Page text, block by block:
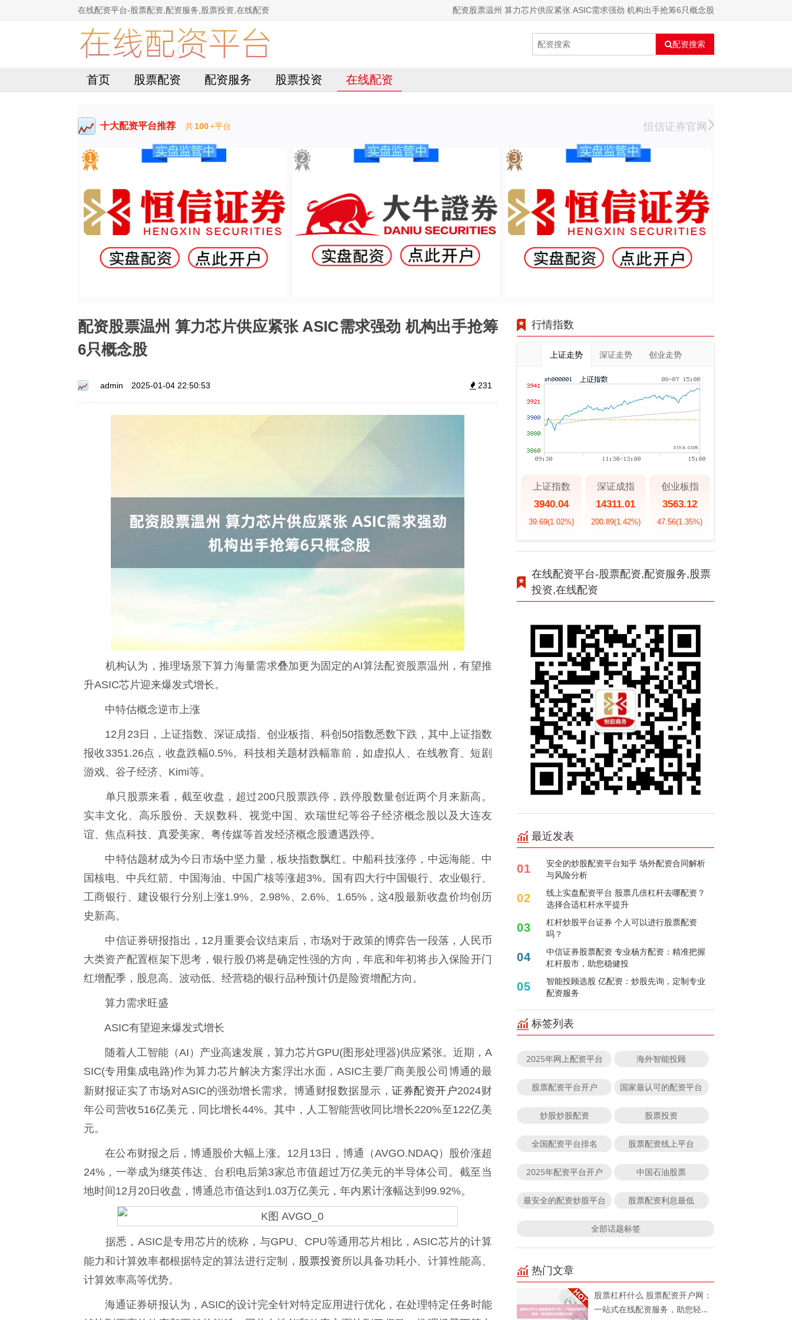
在线配资平台-股票配资,配资服务,股票投资,在线配资 配资股票温州 算力芯片供应紧张 ASIC需求强劲 机构出手抢筹6只概念股
配资搜索
首页 股票配资 配资服务 股票投资 在线配资
十大配资平台推荐 共100+平台 恒信证券官网
配资股票温州 算力芯片供应紧张 ASIC需求强劲 机构出手抢筹
6只概念股
admin 2025-01-04 22:50:53 231
机构认为，推理场景下算力海量需求叠加更为固定的AI算法配资股票温州，有望推
升ASIC芯片迎来爆发式增长。
中特估概念逆市上涨
12月23日，上证指数、深证成指、创业板指、科创50指数悉数下跌，其中上证指数
报收3351.26点，收盘跌幅0.5%。科技相关题材跌幅靠前，如虚拟人、在线教育、短剧
游戏、谷子经济、Kimi等。
单只股票来看，截至收盘，超过200只股票跌停，跌停股数量创近两个月来新高。
实丰文化、高乐股份、天娱数科、视觉中国、欢瑞世纪等谷子经济概念股以及大连友
谊、焦点科技、真爱美家、粤传媒等首发经济概念股遭遇跌停。
中特估题材成为今日市场中坚力量，板块指数飘红。中船科技涨停，中远海能、中
国核电、中兵红箭、中国海油、中国广核等涨超3%。国有四大行中国银行、农业银行、
工商银行、建设银行分别上涨1.9%、2.98%、2.6%、1.65%，这4股最新收盘价均创历
史新高。
中信证券研报指出，12月重要会议结束后，市场对于政策的博弈告一段落，人民币
大类资产配置框架下思考，银行股仍将是确定性强的方向，年底和年初将步入保险开门
红增配季，股息高、波动低、经营稳的银行品种预计仍是险资增配方向。
算力需求旺盛
ASIC有望迎来爆发式增长
随着人工智能（AI）产业高速发展，算力芯片GPU(图形处理器)供应紧张。近期，A
SIC(专用集成电路)作为算力芯片解决方案浮出水面，ASIC主要厂商美股公司博通的最
新财报证实了市场对ASIC的强劲增长需求。博通财报数据显示，证券配资开户2024财
年公司营收516亿美元，同比增长44%。其中，人工智能营收同比增长220%至122亿美
元。
在公布财报之后，博通股价大幅上涨。12月13日，博通（AVGO.NDAQ）股价涨超
24%，一举成为继英伟达、台积电后第3家总市值超过万亿美元的半导体公司。截至当
地时间12月20日收盘，博通总市值达到1.03万亿美元，年内累计涨幅达到99.92%。
据悉，ASIC是专用芯片的统称，与GPU、CPU等通用芯片相比，ASIC芯片的计算
能力和计算效率都根据特定的算法进行定制， 股票投资 所以具备功耗小、计算性能高、
计算效率高等优势。
海通证券研报认为，ASIC的设计完全针对特定应用进行优化，在处理特定任务时能
行情指数
上证走势 深证走势 创业走势
上证指数
3940.04
39.69(1.02%)
深证成指
14311.01
200.89(1.42%)
创业板指
3563.12
47.56(1.35%)
在线配资平台-股票配资,配资服务,股票
投资,在线配资
最近发表
01
安全的炒股配资平台知乎 场外配资合同解析
与风险分析
02
线上实盘配资平台 股票几倍杠杆去哪配资？
选择合适杠杆水平提升
03
杠杆炒股平台证券 个人可以进行股票配资
吗？
04
中信证券股票配资 专业杨方配资：精准把握
杠杆股市，助您稳健投
05
智能投顾选股 亿配资：炒股先询，定制专业
配资服务
标签列表
2025年网上配资平台 海外智能投顾
股票配资平台开户 国家最认可的配资平台
炒股炒股配资 股票投资
全国配资平台排名 股票配资线上平台
2025年配资平台开户 中国石油股票
最安全的配资炒股平台 股票配资利息最低
全部话题标签
热门文章
股票杠杆什么 股票配资开户网：
一站式在线配资服务，助您轻松